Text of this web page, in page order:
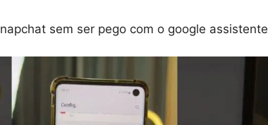
sem ser pego com o google assistente